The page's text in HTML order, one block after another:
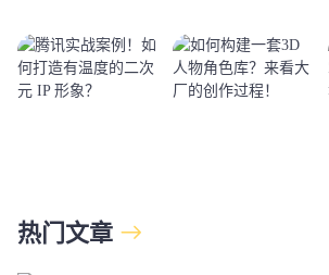
热门文章